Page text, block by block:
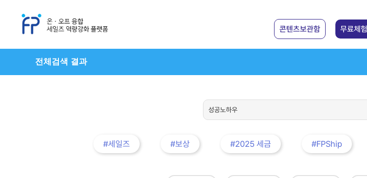
콘텐츠보관함 무료체험
전체검색 결과
#세일즈 #보상 #2025 세금 #FPShip